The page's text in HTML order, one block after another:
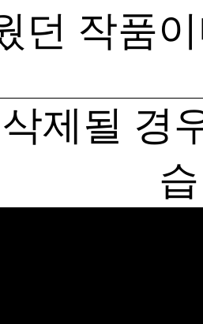
던 작품
제될 경